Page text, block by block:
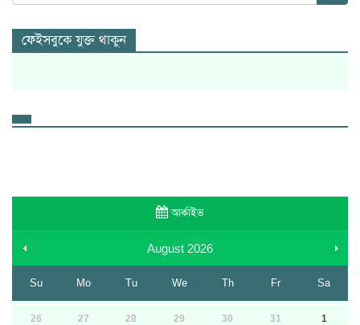
ফেইসবুকে যুক্ত থাকুন
আর্কাইভ
August 2026
Su Mo Tu We Th Fr Sa
26 27 28 29 30 31 1